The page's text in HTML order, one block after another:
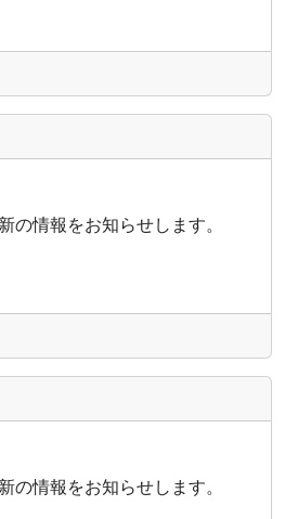
の情報をお知らせします。
の情報をお知らせします。